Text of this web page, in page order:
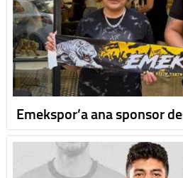
Emekspor’a ana sponsor